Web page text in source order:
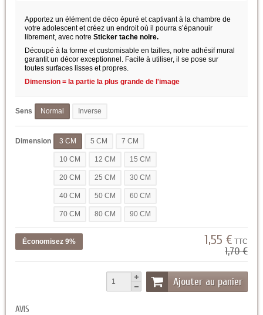
Apportez un élément de déco épuré et captivant à la chambre de
votre adolescent et créez un endroit où il pourra s’épanouir
librement, avec notre Sticker tache noire.
Découpé à la forme et customisable en tailles, notre adhésif mural
garantit un décor exceptionnel. Facile à utiliser, il se pose sur
toutes surfaces lisses et propres.
Dimension = la partie la plus grande de l'image
Sens Normal Inverse
Dimension 3 CM 5 CM 7 CM
10 CM 12 CM 15 CM
20 CM 25 CM 30 CM
40 CM 50 CM 60 CM
70 CM 80 CM 90 CM
Économisez 9% 1,55 € TTC
1,70 €
Ajouter au panier
AVIS